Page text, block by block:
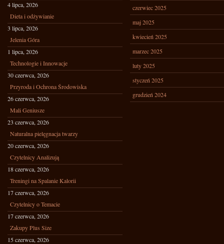
4 lipca, 2026
Dieta i odżywianie
3 lipca, 2026
Jelenia Góra
1 lipca, 2026
Technologie i Innowacje
30 czerwca, 2026
Przyroda i Ochrona Środowiska
26 czerwca, 2026
Mali Geniusze
23 czerwca, 2026
Naturalna pielęgnacja twarzy
20 czerwca, 2026
Czytelnicy Analizują
18 czerwca, 2026
Treningi na Spalanie Kalorii
17 czerwca, 2026
Czytelnicy o Temacie
17 czerwca, 2026
Zakupy Plus Size
15 czerwca, 2026
czerwiec 2025
maj 2025
kwiecień 2025
marzec 2025
luty 2025
styczeń 2025
grudzień 2024